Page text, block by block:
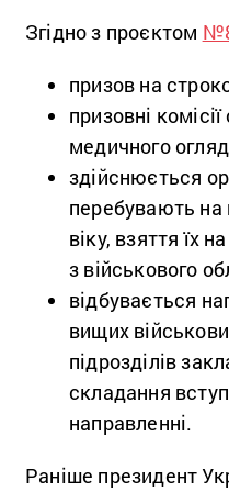
Згідно з проєктом
призов на
призовні
медичного
здійснюється
перебувають на
віку, взяття їх
з військового
відбувається
вищих
підрозділів
складання
направленні.
Раніше президент